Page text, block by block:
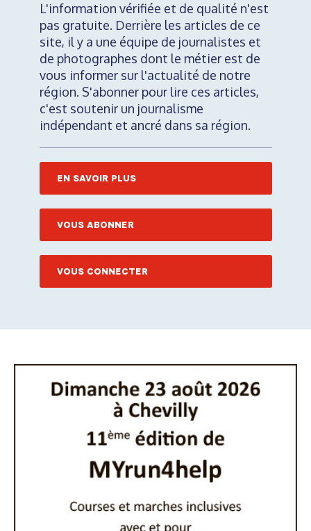
L'information vérifiée et de qualité n'est
pas gratuite. Derrière les articles de ce
site, il y a une équipe de journalistes et
de photographes dont le métier est de
vous informer sur l'actualité de notre
région. S'abonner pour lire ces articles,
c'est soutenir un journalisme
indépendant et ancré dans sa région.
EN SAVOIR PLUS
VOUS ABONNER
VOUS CONNECTER